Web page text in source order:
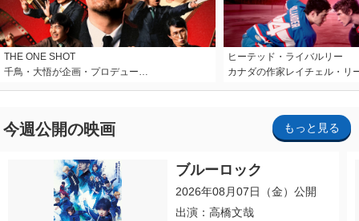
THE ONE SHOT
千鳥・大悟が企画・プロデュー…
ヒーテッド・ライバルリー
カナダの作家レイチェル・リ
今週公開の映画 もっと見る
ブルーロック
2026年08月07日（金）公開
出演：高橋文哉